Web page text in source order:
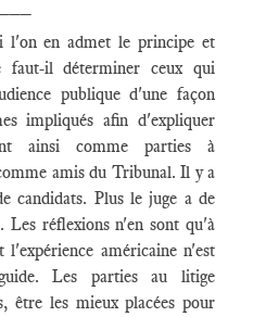
l'on en admet le principe et
faut-il déterminer ceux qui
publique d'une façon
impliqués afin d'expliquer
ainsi comme parties à
amis du Tribunal. Il y a
candidats. Plus le juge a de
réflexions n'en sont qu'à
américaine n'est
Les parties au litige
être les mieux placées pour